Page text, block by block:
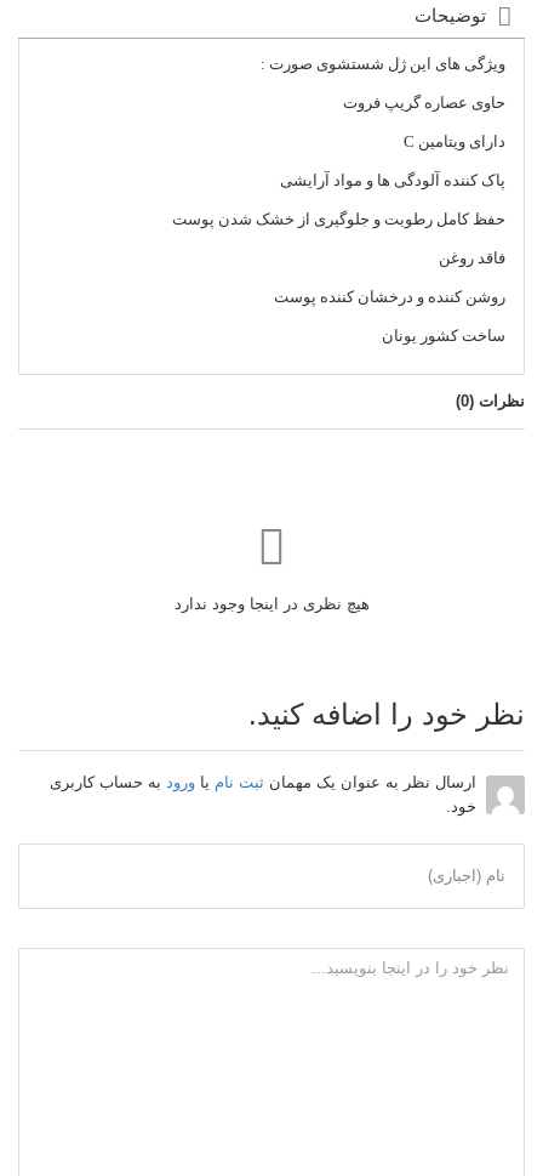
توضیحات
ویژگی های این ژل شستشوی صورت :
حاوی عصاره گریپ فروت
دارای ویتامین C
پاک کننده آلودگی ها و مواد آرایشی
حفظ کامل رطوبت و جلوگیری از خشک شدن پوست
فاقد روغن
روشن کننده و درخشان کننده پوست
ساخت کشور یونان
نظرات (0
)
هیچ نظری در اینجا وجود ندارد
نظر خود را اضافه کنید.
ارسال نظر به عنوان یک مهمان ثبت نام یا ورود به حساب کاربری
خود.
نام (اجباری)